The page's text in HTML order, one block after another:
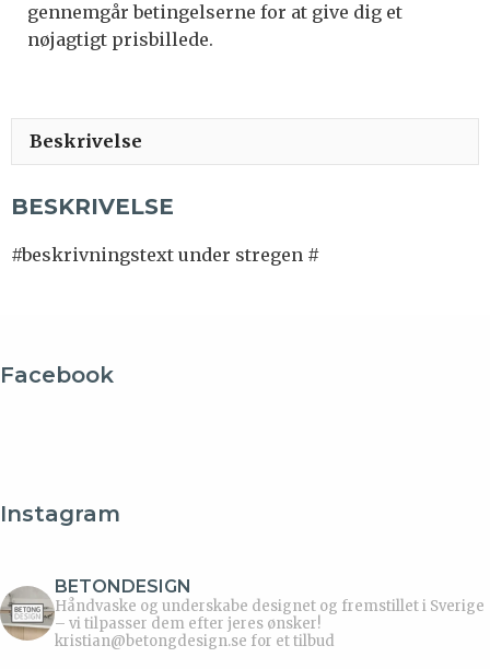
gennemgår betingelserne for at give dig et
nøjagtigt prisbillede.
Beskrivelse
BESKRIVELSE
#beskrivningstext under stregen #
Facebook
Instagram
BETONDESIGN
Håndvaske og underskabe designet og fremstillet i Sverige
– vi tilpasser dem efter jeres ønsker!
kristian@betongdesign.se for et tilbud